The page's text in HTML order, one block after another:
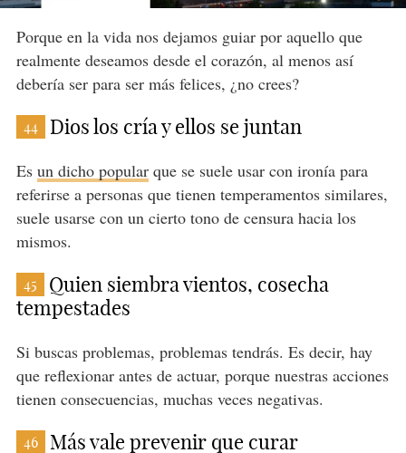
Porque en la vida nos dejamos guiar por aquello que
realmente deseamos desde el corazón, al menos así
debería ser para ser más felices, ¿no crees?
44 Dios los cría y ellos se juntan
Es un dicho popularque se suele usar con ironía para
referirse a personas que tienen temperamentos similares,
suele usarse con un cierto tono de censura hacia los
mismos.
45
Quien siembra vientos, cosecha
tempestades
Si buscas problemas, problemas tendrás. Es decir, hay
que reflexionar antes de actuar, porque nuestras acciones
tienen consecuencias, muchas veces negativas.
46 Más vale prevenir que curar